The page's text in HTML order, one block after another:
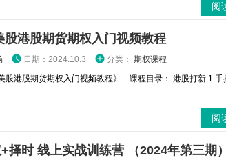
阅
股港股期货期权入门视频教程
日期：2024.10.3 分类： 期权课程
股港股期货期权入门视频教程》 课程目录： 港股打新 1.手
阅
择时 线上实战训练营 （2024年第三期）